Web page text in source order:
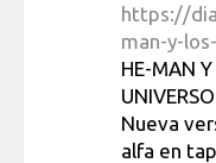
https://
man-y-
HE-MAN Y
Nueva
alfa en